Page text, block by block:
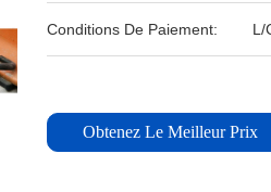
Conditions De Paiement: L/
Obtenez Le Meilleur Prix